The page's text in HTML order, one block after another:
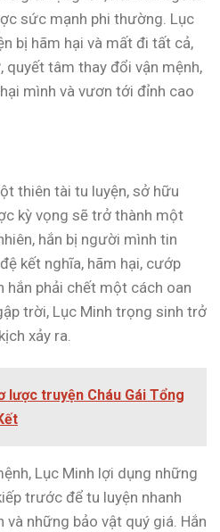
sức mạnh phi thường. Lục
bị hãm hại và mất đi tất cả,
tâm thay đổi vận mệnh,
mình và vươn tới đỉnh cao
thiên tài tu luyện, sở hữu
kỳ vọng sẽ trở thành một
hắn bị người mình tin
kết nghĩa, hãm hại, cướp
hắn phải chết một cách oan
trời, Lục Minh trọng sinh trở
xảy ra.
lược truyện Cháu Gái Tổng
Lục Minh lợi dụng những
trước để tu luyện nhanh
những bảo vật quý giá. Hắn